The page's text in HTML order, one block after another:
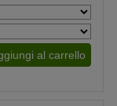
al carrello